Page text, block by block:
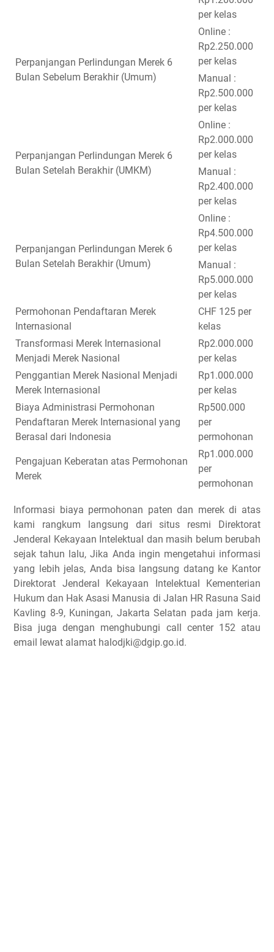
per kelas
Perpanjangan Perlindungan Merek 6
Bulan Sebelum Berakhir (Umum)
Online :
Rp2.250.000
per kelas
Manual :
Rp2.500.000
per kelas
Perpanjangan Perlindungan Merek 6
Bulan Setelah Berakhir (UMKM)
Online :
Rp2.000.000
per kelas
Manual :
Rp2.400.000
per kelas
Perpanjangan Perlindungan Merek 6
Bulan Setelah Berakhir (Umum)
Online :
Rp4.500.000
per kelas
Manual :
Rp5.000.000
per kelas
Permohonan Pendaftaran Merek
Internasional
CHF 125 per
kelas
Transformasi Merek Internasional
Menjadi Merek Nasional
Rp2.000.000
per kelas
Penggantian Merek Nasional Menjadi
Merek Internasional
Rp1.000.000
per kelas
Biaya Administrasi Permohonan
Pendaftaran Merek Internasional yang
Berasal dari Indonesia
Rp500.000
per
permohonan
Pengajuan Keberatan atas Permohonan
Merek
Rp1.000.000
per
permohonan
Informasi biaya permohonan paten dan merek di atas
kami rangkum langsung dari situs resmi Direktorat
Jenderal Kekayaan Intelektual dan masih belum berubah
sejak tahun lalu, Jika Anda ingin mengetahui informasi
yang lebih jelas, Anda bisa langsung datang ke Kantor
Direktorat Jenderal Kekayaan Intelektual Kementerian
Hukum dan Hak Asasi Manusia di Jalan HR Rasuna Said
Kavling 8-9, Kuningan, Jakarta Selatan pada jam kerja.
Bisa juga dengan menghubungi call center 152 atau
email lewat alamat halodjki@dgip.go.id.